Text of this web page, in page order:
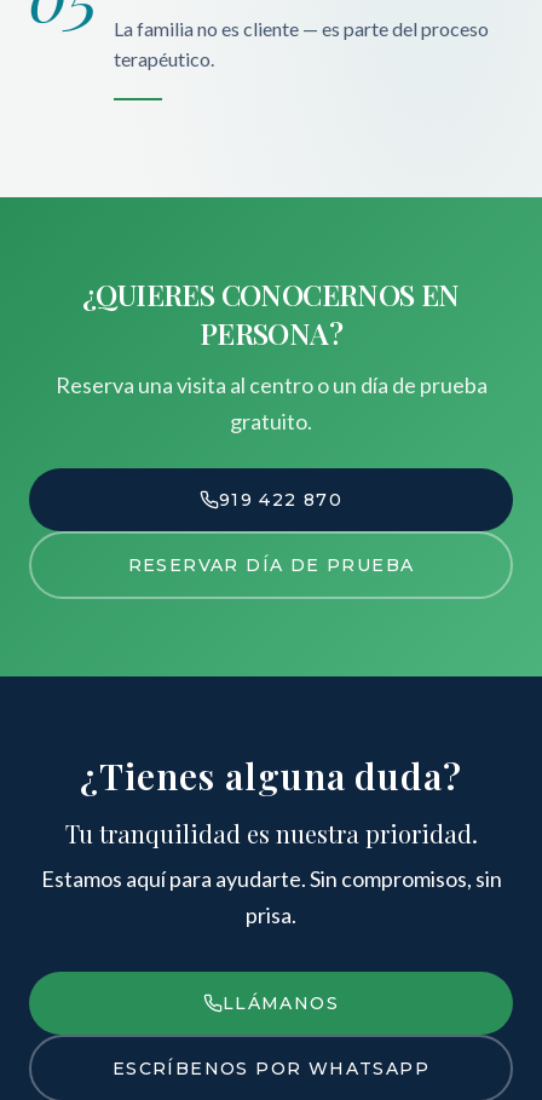
La familia no es cliente — es parte del proceso
terapéutico.
¿QUIERES CONOCERNOS EN
PERSONA?
Reserva una visita al centro o un día de prueba
gratuito.
919 422 870
RESERVAR DÍA DE PRUEBA
¿Tienes alguna duda?
Tu tranquilidad es nuestra prioridad.
Estamos aquí para ayudarte. Sin compromisos, sin
prisa.
LLÁMANOS
ESCRÍBENOS POR WHATSAPP